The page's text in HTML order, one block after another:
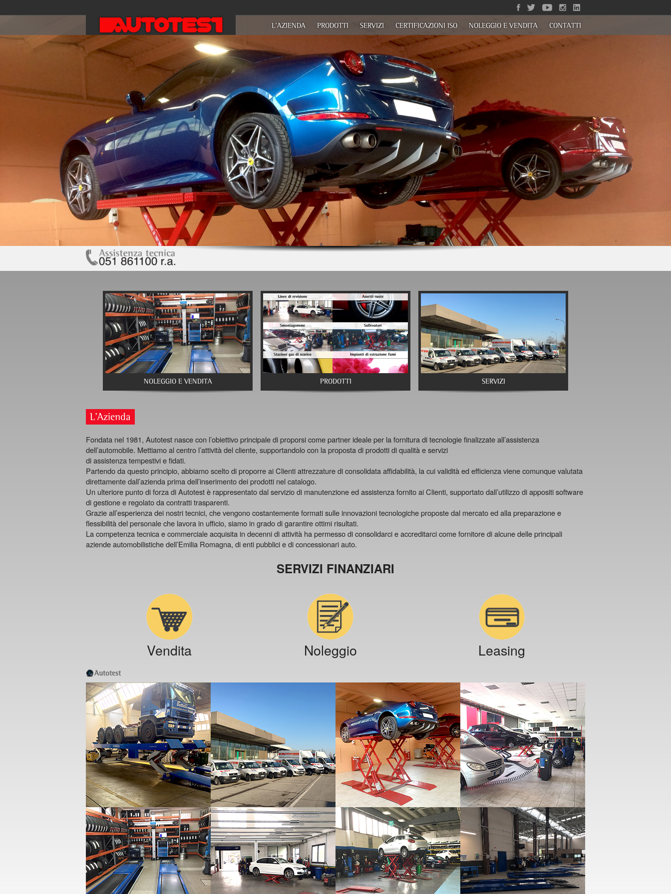
L'AZIENDA PRODOTTI SERVIZI CERTIFICAZIONI ISO NOLEGGIO E VENDITA CONTATTI
NOLEGGIO E VENDITA PRODOTTI SERVIZI
L'Azienda
Fondata nel 1981, Autotest nasce con l’obiettivo principale di proporsi come partner ideale per la fornitura di tecnologie finalizzate all’assistenza
dell’automobile. Mettiamo al centro l’attività del cliente, supportandolo con la proposta di prodotti di qualità e servizi
di assistenza tempestivi e fidati.
Partendo da questo principio, abbiamo scelto di proporre ai Clienti attrezzature di consolidata affidabilità, la cui validità ed efficienza viene comunque valutata
direttamente dall’azienda prima dell’inserimento dei prodotti nel catalogo.
Un ulteriore punto di forza di Autotest è rappresentato dal servizio di manutenzione ed assistenza fornito ai Clienti, supportato dall’utilizzo di appositi software
di gestione e regolato da contratti trasparenti.
Grazie all’esperienza dei nostri tecnici, che vengono costantemente formati sulle innovazioni tecnologiche proposte dal mercato ed alla preparazione e
flessibilità del personale che lavora in ufficio, siamo in grado di garantire ottimi risultati.
La competenza tecnica e commerciale acquisita in decenni di attività ha permesso di consolidarci e accreditarci come fornitore di alcune delle principali
aziende automobilistiche dell’Emilia Romagna, di enti pubblici e di concessionari auto.
SERVIZI FINANZIARI
Vendita Noleggio Leasing
Autotest